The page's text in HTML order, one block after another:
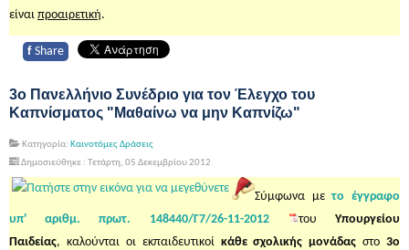
είναι προαιρετική.
f Share
3ο Πανελλήνιο Συνέδριο για τον Έλεγχο του
Καπνίσματος "Μαθαίνω να μην Καπνίζω"
Κατηγορία: Καινοτόμες Δράσεις
Δημοσιεύθηκε : Τετάρτη, 05 Δεκεμβρίου 2012
Σύμφωνα μετο έγγραφο
υπ' αριθμ. πρωτ. 148440/Γ7/26-11-2012
τουΥπουργείου
Παιδείας, καλούνται οι εκπαιδευτικοί κάθε σχολικής μονάδας στο 3ο